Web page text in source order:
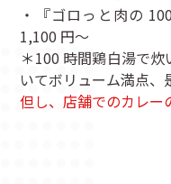
・『ゴロっと肉の
1,100 円～
＊100 時間鶏白湯で
いてボリューム満点、
但し、店舗でのカレー